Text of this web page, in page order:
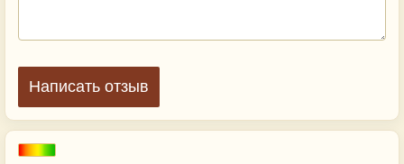
Написать отзыв